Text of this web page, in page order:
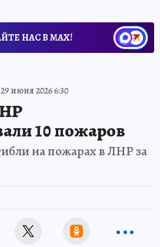
НАС В МАХ!
29 июня 2026 6:30
10 пожаров
на пожарах в ЛНР за